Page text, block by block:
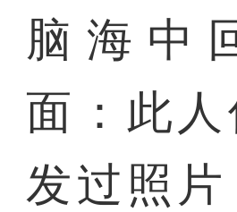
脑海中
面：此
发过照